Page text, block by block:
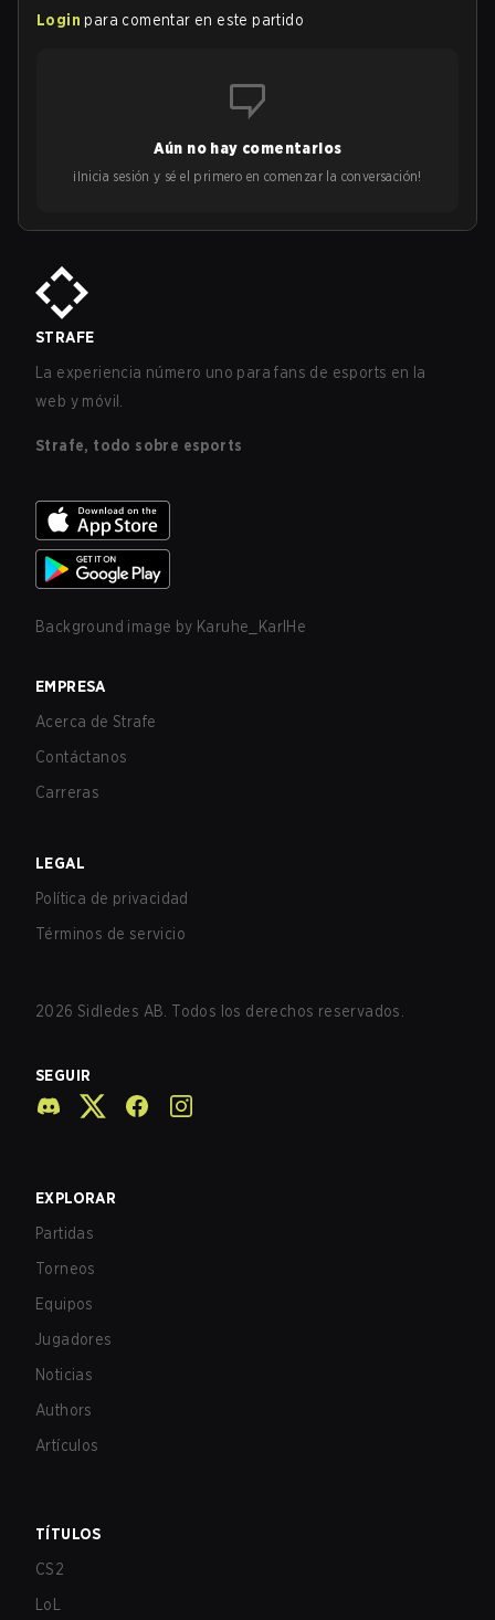
Login para comentar en este partido
Aún no hay comentarios
¡Inicia sesión y sé el primero en comenzar la conversación!
STRAFE
La experiencia número uno para fans de esports en la
web y móvil.
Strafe, todo sobre esports
Background image by Karuhe_KarlHe
EMPRESA
Acerca de Strafe
Contáctanos
Carreras
LEGAL
Política de privacidad
Términos de servicio
2026 Sidledes AB. Todos los derechos reservados.
SEGUIR
EXPLORAR
Partidas
Torneos
Equipos
Jugadores
Noticias
Authors
Artículos
TÍTULOS
CS2
LoL